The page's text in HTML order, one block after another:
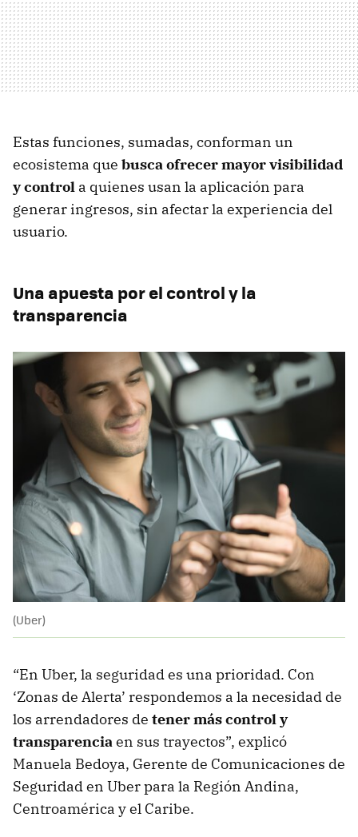
Estas funciones, sumadas, conforman un
ecosistema que busca ofrecer mayor visibilidad
y control a quienes usan la aplicación para
generar ingresos, sin afectar la experiencia del
usuario.
Una apuesta por el control y la
transparencia
(Uber)
“En Uber, la seguridad es una prioridad. Con
‘Zonas de Alerta’ respondemos a la necesidad de
los arrendadores de tener más control y
transparenciaen sus trayectos”, explicó
Manuela Bedoya, Gerente de Comunicaciones de
Seguridad en Uber para la Región Andina,
Centroamérica y el Caribe.